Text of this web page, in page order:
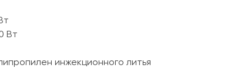
Вт
инжекционного литья